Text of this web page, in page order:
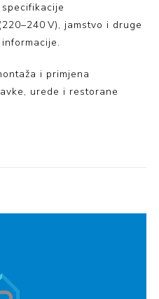
V), jamstvo i druge
i primjena
urede i restorane